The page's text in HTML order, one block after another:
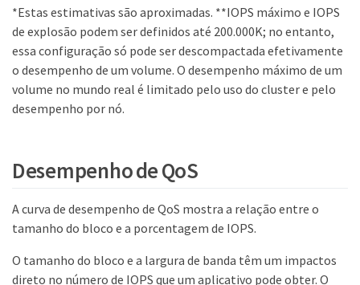
*Estas estimativas são aproximadas. **IOPS máximo e IOPS
de explosão podem ser definidos até 200.000K; no entanto,
essa configuração só pode ser descompactada efetivamente
o desempenho de um volume. O desempenho máximo de um
volume no mundo real é limitado pelo uso do cluster e pelo
desempenho por nó.
Desempenho de QoS
A curva de desempenho de QoS mostra a relação entre o
tamanho do bloco e a porcentagem de IOPS.
O tamanho do bloco e a largura de banda têm um impactos
direto no número de IOPS que um aplicativo pode obter. O